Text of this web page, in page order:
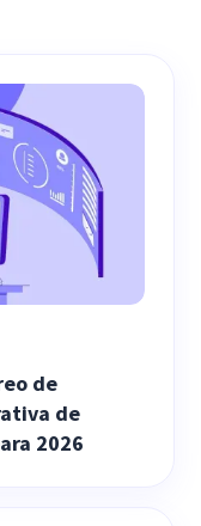
de
de
2026